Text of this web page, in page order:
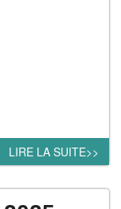
LIRE LA SUITE>>